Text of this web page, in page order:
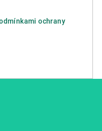
ochrany